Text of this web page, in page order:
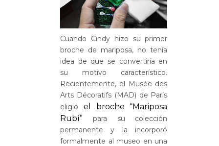
Cuando Cindy hizo su primer
broche de mariposa, no tenía
idea de que se convertiría en
su motivo característico.
Recientemente, el Musée des
Arts Décoratifs (MAD) de París
eligió el broche “Mariposa
Rubí” para su colección
permanente y la incorporó
formalmente al museo en una